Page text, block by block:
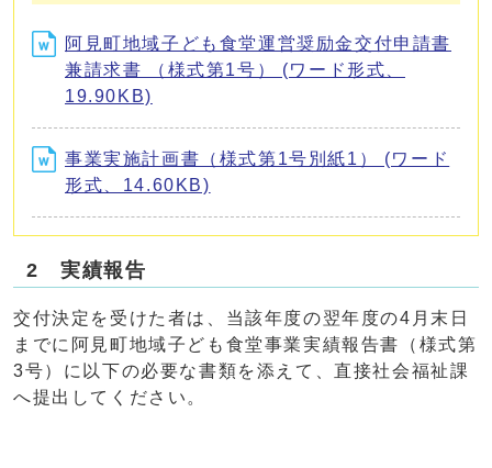
阿見町地域子ども食堂運営奨励金交付申請書
兼請求書 （様式第1号） (ワード形式、
19.90KB)
事業実施計画書（様式第1号別紙1） (ワード
形式、14.60KB)
2 実績報告
交付決定を受けた者は、当該年度の翌年度の4月末日
までに阿見町地域子ども食堂事業実績報告書（様式第
3号）に以下の必要な書類を添えて、直接社会福祉課
へ提出してください。